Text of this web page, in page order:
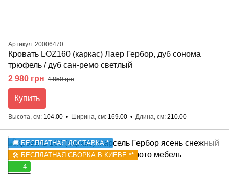
Артикул: 20006470
Кровать LOZ160 (каркас) Лаер Гербор, дуб сонома
трюфель / дуб сан-ремо светлый
2 980 грн 4 850 грн
Купить
Высота, см 104.00 Ширина, см 169.00 Длина, см 210.00
🚚 БЕСПЛАТНАЯ ДОСТАВКА *
🛠️ БЕСПЛАТНАЯ СБОРКА В КИЕВЕ **
4